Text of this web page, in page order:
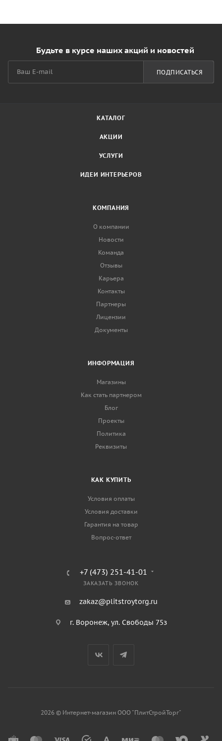
Будьте в курсе наших акций и новостей
ПОДПИСАТЬСЯ
КАТАЛОГ
АКЦИИ
УСЛУГИ
ИДЕИ ИНТЕРЬЕРОВ
КОМПАНИЯ
О компании
Новости
Команда
Отзывы
Карьера
Контакты
Партнеры
Лицензии
Документы
ИНФОРМАЦИЯ
Магазины
Как стать партнером
Блог
Проекты
Политика
Реквизиты
КАК КУПИТЬ
Условия оплаты
Условия доставки
Гарантия на товар
Вопрос-ответ
+7 (473) 251-41-01
ЗАКАЗАТЬ ЗВОНОК
zakaz@plitstroytorg.ru
г. Воронеж, ул. Свободы 75з
2026 © Интернет-магазин ООО "ПлитСтройТорг"